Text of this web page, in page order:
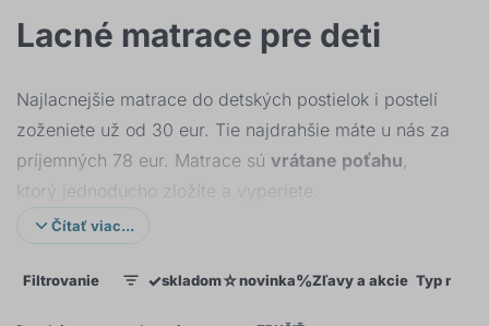
Lacné matrace pre deti
Najlacnejšie matrace do detských postielok i postelí
zoženiete už od 30 eur. Tie najdrahšie máte u nás za
príjemných 78 eur. Matrace sú vrátane poťahu,
ktorý jednoducho zložíte a vyperiete.
Cena matracov je prijateľná i vďaka použitiu
kvalitnej, ale cenovo dostupnej PUR pene, ktorá tvorí
Čítať viac...
Filtrovanie ✓skladom☆novinka%Zľavy a akcie Typ